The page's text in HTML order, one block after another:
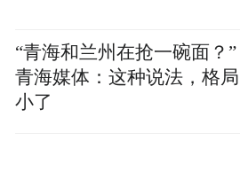
“青海和兰州在抢一碗面？”
青海媒体：这种说法，格局
小了